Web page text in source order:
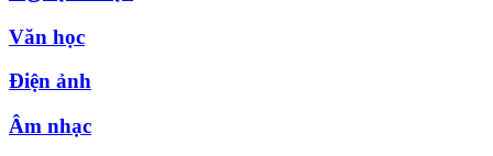
Văn học
Điện ảnh
Âm nhạc